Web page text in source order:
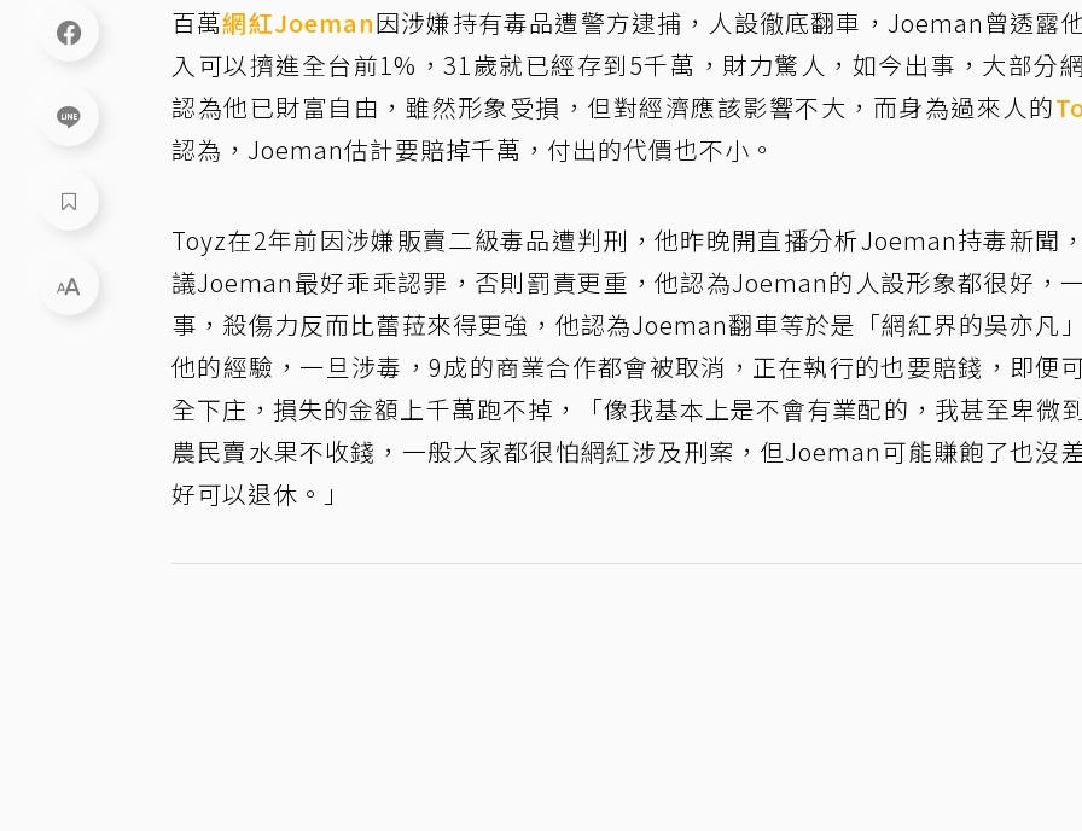
百萬網紅Joeman因涉嫌持有毒品遭警方逮捕，人設徹底翻車，Joeman曾透露
入可以擠進全台前1%，31歲就已經存到5千萬，財力驚人，如今出事，大部分
認為他已財富自由，雖然形象受損，但對經濟應該影響不大，而身為過來人的
認為，Joeman估計要賠掉千萬，付出的代價也不小。
Toyz在2年前因涉嫌販賣二級毒品遭判刑，他昨晚開直播分析Joeman持毒新聞
議Joeman最好乖乖認罪，否則罰責更重，他認為Joeman的人設形象都很好，
事，殺傷力反而比蕾菈來得更強，他認為Joeman翻車等於是「網紅界的吳亦凡
他的經驗，一旦涉毒，9成的商業合作都會被取消，正在執行的也要賠錢，即便
全下庄，損失的金額上千萬跑不掉，「像我基本上是不會有業配的，我甚至卑微
農民賣水果不收錢，一般大家都很怕網紅涉及刑案，但Joeman可能賺飽了也沒
好可以退休。」